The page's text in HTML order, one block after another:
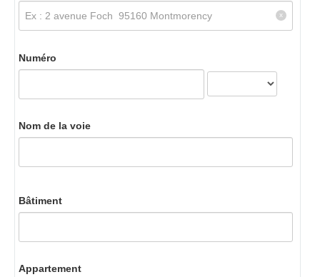
Numéro
Nom de la voie
Bâtiment
Appartement